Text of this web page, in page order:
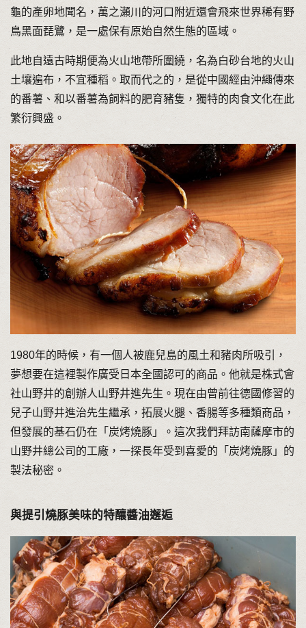
龜的產卵地聞名，萬之瀨川的河口附近還會飛來世界稀有野
鳥黑面琵鷺，是一處保有原始自然生態的區域。
此地自遠古時期便為火山地帶所圍繞，名為白砂台地的火山
土壤遍布，不宜種稻。取而代之的，是從中國經由沖繩傳來
的番薯、和以番薯為飼料的肥育豬隻，獨特的肉食文化在此
繁衍興盛。
1980年的時候，有一個人被鹿兒島的風土和豬肉所吸引，
夢想要在這裡製作廣受日本全國認可的商品。他就是株式會
社山野井的創辦人山野井進先生。現在由曾前往德國修習的
兒子山野井進治先生繼承，拓展火腿、香腸等多種類商品，
但發展的基石仍在「炭烤燒豚」。這次我們拜訪南薩摩市的
山野井總公司的工廠，一探長年受到喜愛的「炭烤燒豚」的
製法秘密。
與提引燒豚美味的特釀醬油邂逅